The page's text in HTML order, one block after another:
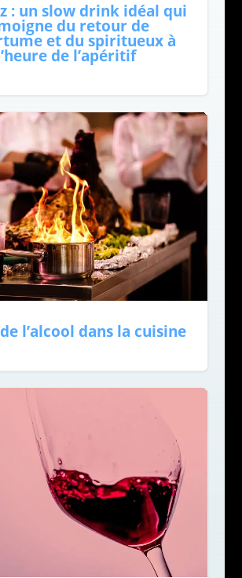
: un slow drink idéal qui
du retour de
et du spiritueux à
de l’apéritif
l’alcool dans la cuisine